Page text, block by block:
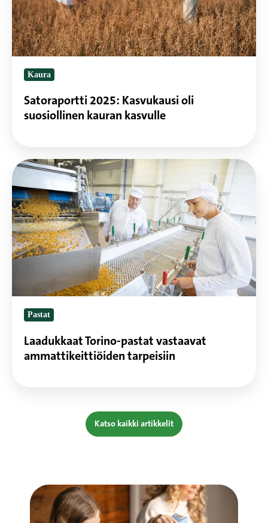
kasvulle
Kaura
Satoraportti 2025: Kasvukausi oli
suosiollinen kauran kasvulle
Laadukkaat
pastat
vastaavat
ammattikeittiöiden
tarpeisiin
Pastat
Laadukkaat Torino-pastat vastaavat
ammattikeittiöiden tarpeisiin
Katso kaikki artikkelit